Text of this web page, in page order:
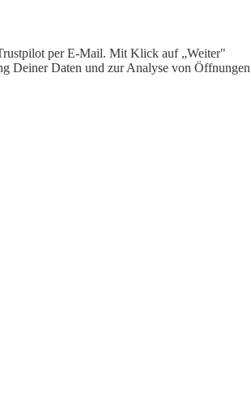
per E-Mail. Mit Klick auf „Weiter"
Deiner Daten und zur Analyse von Öffnungen